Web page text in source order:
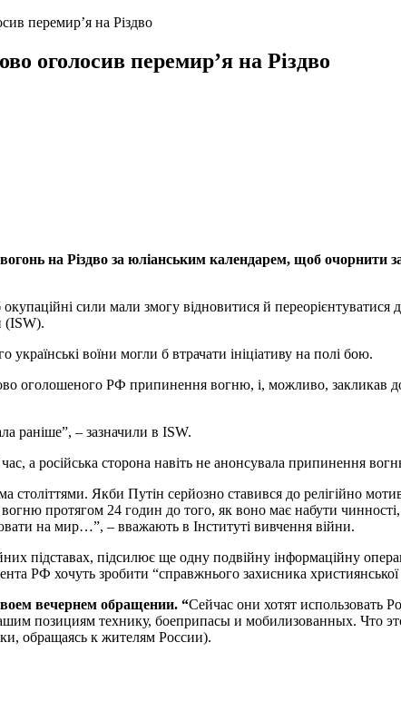
перемир’я на Різдво
оголосив перемир’я на Різдво
на Різдво за юліанським календарем, щоб очорнити
сили мали змогу відновитися й
(ISW).
воїни могли б втрачати ініціативу на полі бою.
оголошеного РФ припинення вогню, і, можливо, закликав
раніше”, – зазначили в ISW.
а російська сторона навіть не анонсувала припинення
століттями. Якби Путін серйозно ставився до релігійно
протягом 24 годин до того, як воно має набути
на мир…”, – вважають в Інституті вивчення війни.
підставах, підсилює ще одну подвійну інформаційну
РФ хочуть зробити “справжнього захисника християнської
вечернем обращении. “Сейчас они хотят использовать
позициям технику, боеприпасы и мобилизованных. Что это
обращаясь к жителям России).